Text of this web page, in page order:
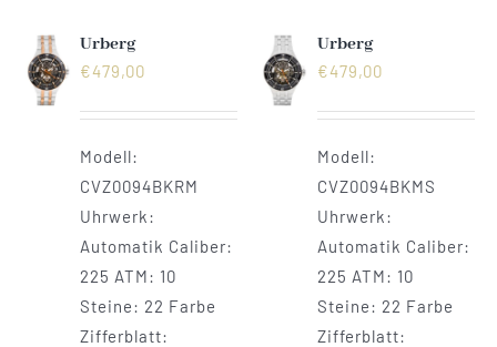
Urberg
€479,00
Modell:
CVZ0094BKRM
Uhrwerk:
Automatik Caliber:
225 ATM: 10
Steine: 22 Farbe
Zifferblatt:
Urberg
€479,00
Modell:
CVZ0094BKMS
Uhrwerk:
Automatik Caliber:
225 ATM: 10
Steine: 22 Farbe
Zifferblatt: